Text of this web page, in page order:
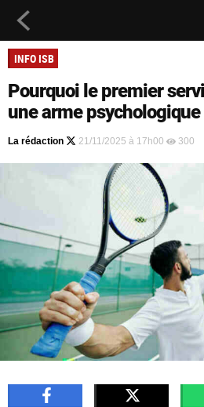
INFO ISB
Pourquoi le premier
une arme psychologique
La rédaction 21/11/2025 à 17h00 300